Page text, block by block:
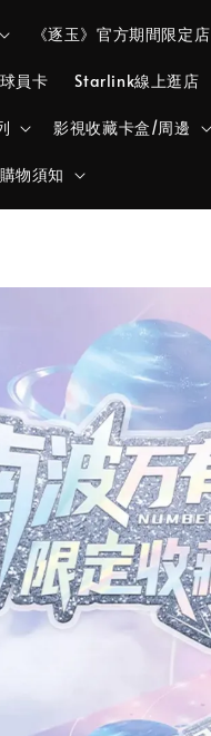
《逐玉》官方期間限定店
員卡 Starlink線上逛店
影視收藏卡盒/周邊
物須知